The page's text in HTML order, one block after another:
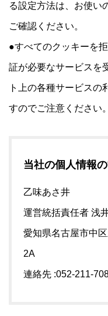
る設定方法は、お使い
ご確認ください。
●すべてのクッキーを
証が必要なサービスを
ト上の各種サービスの
すのでご注意ください。
当社の個人情報
乙味あさ井
運営統括責任者 浅
愛知県名古屋市中
2A
連絡先 :052-211-